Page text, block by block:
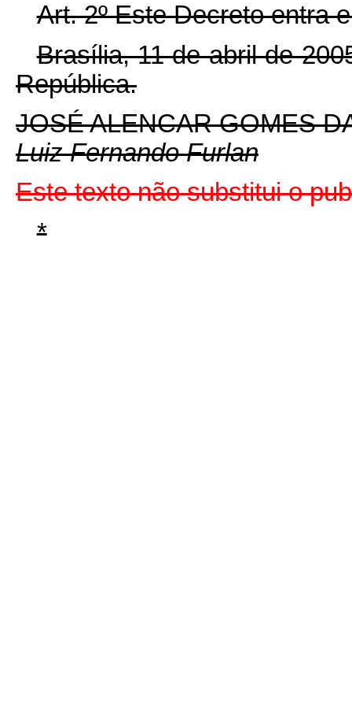
Art. 2º Este Decreto entra
Brasília, 11 de abril de
República.
JOSÉ ALENCAR GOMES
Luiz Fernando Furlan
Este texto não substitui o
*